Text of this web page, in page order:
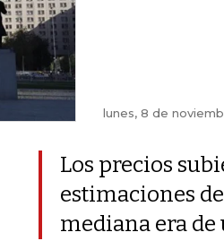
lunes, 8 de
Los precios
estimaciones
mediana era de